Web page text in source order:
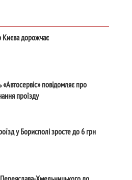
Києва дорожчає
«Автосервіс» повідомляє про
проїзду
у Борисполі зросте до 6 грн